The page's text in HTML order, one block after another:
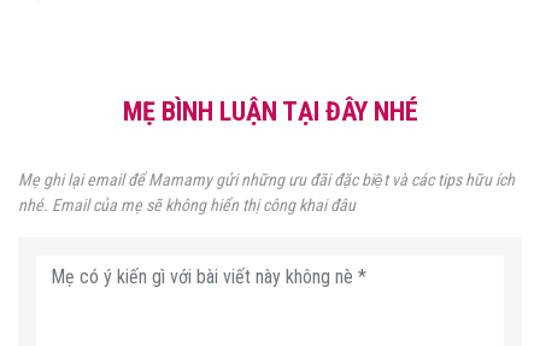
MẸ BÌNH LUẬN TẠI ĐÂY NHÉ
Mẹ ghi lại email để Mamamy gửi những ưu đãi đặc biệt và các tips hữu ích
nhé. Email của mẹ sẽ không hiển thị công khai đâu